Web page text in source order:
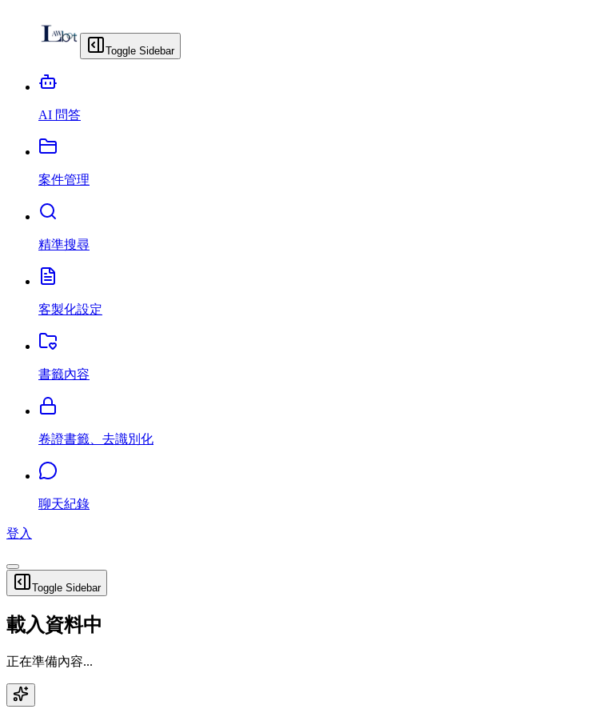
Toggle Sidebar
AI 問答
案件管理
精準搜尋
客製化設定
書籤內容
卷證書籤、去識別化
聊天紀錄
登入
Toggle Sidebar
載入資料中
正在準備內容...